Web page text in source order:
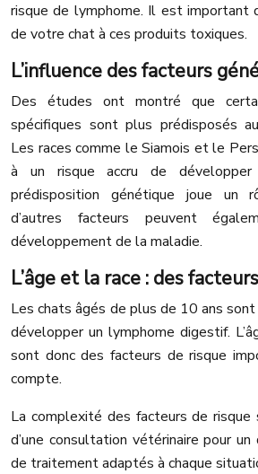
risque de lymphome. Il est important
de votre chat à ces produits toxiques.
L’influence des facteurs
Des études ont montré que
spécifiques sont plus prédisposés
Les races comme le Siamois et le
à un risque accru de
prédisposition génétique joue un
d’autres facteurs peuvent
développement de la maladie.
L’âge et la race : des
Les chats âgés de plus de 10 ans
développer un lymphome digestif.
sont donc des facteurs de risque
compte.
La complexité des facteurs de risque
d’une consultation vétérinaire pour
de traitement adaptés à chaque